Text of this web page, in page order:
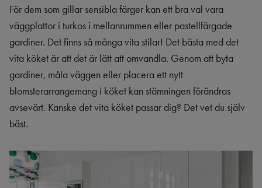
För dem som gillar sensibla färger kan ett bra val vara
väggplattor i turkos i mellanrummen eller pastellfärgade
gardiner. Det finns så många vita stilar! Det bästa med det
vita köket är att det är lätt att omvandla. Genom att byta
gardiner, måla väggen eller placera ett nytt
blomsterarrangemang i köket kan stämningen förändras
avsevärt. Kanske det vita köket passar dig? Det vet du själv
bäst.